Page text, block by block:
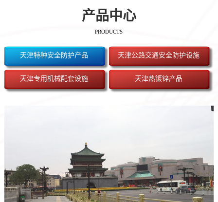
产品中心
PRODUCTS
天津特种安全防护产品 天津公路交通安全防护设施
天津专用机械配套设施 天津热镀锌产品